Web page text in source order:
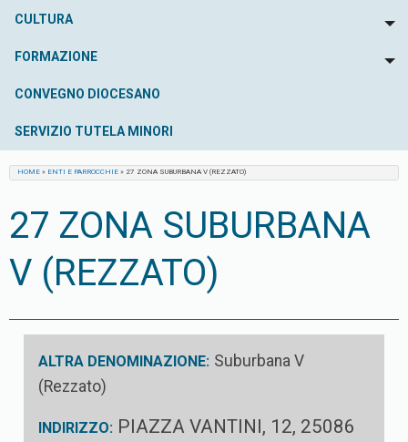
CULTURA
FORMAZIONE
CONVEGNO DIOCESANO
SERVIZIO TUTELA MINORI
HOME » ENTI E PARROCCHIE » 27 ZONA SUBURBANA V (REZZATO)
27 ZONA SUBURBANA
V (REZZATO)
ALTRA DENOMINAZIONE: Suburbana V
(Rezzato)
INDIRIZZO: PIAZZA VANTINI, 12, 25086